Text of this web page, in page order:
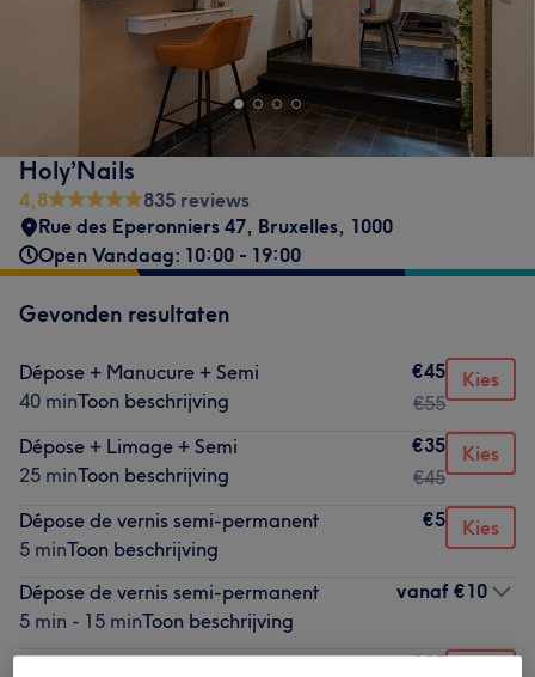
Holy’Nails
4,8
835 reviews
Rue des Eperonniers 47, Bruxelles, 1000
Open Vandaag: 10:00 - 19:00
Gevonden resultaten
Dépose + Manucure + Semi
40 minToon beschrijving
€45
€55
Kies
Dépose + Limage + Semi
25 minToon beschrijving
€35
€45
Kies
Dépose de vernis semi-permanent
5 minToon beschrijving
€5 Kies
Dépose de vernis semi-permanent
5 min - 15 minToon beschrijving
vanaf €10
Pose de vernis semi-permanent
€25